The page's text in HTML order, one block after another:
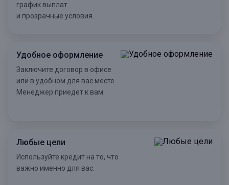
график выплат
и прозрачные условия.
Удобное оформление
Заключите договор в офисе
или в удобном для вас месте.
Менеджер приедет к вам.
Любые цели
Используйте кредит на то, что
важно именно для вас.